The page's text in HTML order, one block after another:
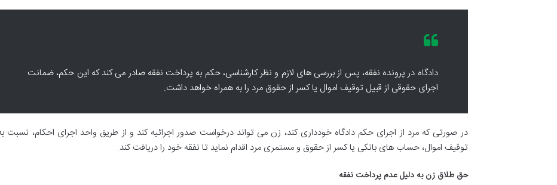
دادگاه در پرونده نفقه، پس از بررسی های لازم و نظر کارشناسی، حکم به پرداخت نفقه صادر می کند که این حکم، ضمانت
اجرای حقوقی از قبیل توقیف اموال یا کسر از حقوق مرد را به همراه خواهد داشت.
در صورتی که مرد از اجرای حکم دادگاه خودداری کند، زن می تواند درخواست صدور اجرائیه کند و از طریق واحد اجرای احکام، نسبت
توقیف اموال، حساب های بانکی یا کسر از حقوق و مستمری مرد اقدام نماید تا نفقه خود را دریافت کند.
حق طلاق زن به دلیل عدم پرداخت نفقه